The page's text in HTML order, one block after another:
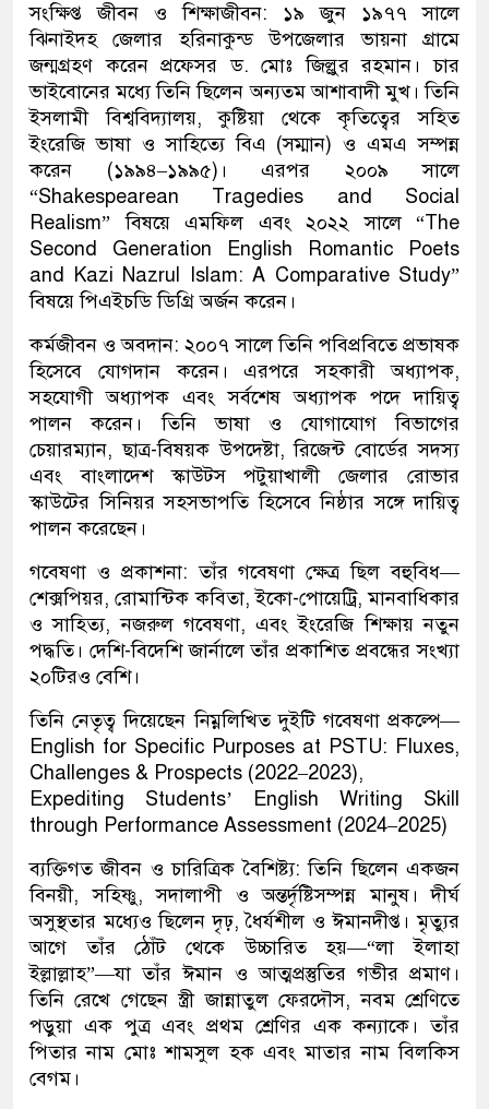
সংক্ষিপ্ত জীবন ও শিক্ষাজীবন: ১৯ জুন ১৯৭৭ সালে
ঝিনাইদহ জেলার হরিনাকুন্ড উপজেলার ভায়না গ্রামে
জন্মগ্রহণ করেন প্রফেসর ড. মোঃ জিল্লুর রহমান। চার
ভাইবোনের মধ্যে তিনি ছিলেন অন্যতম আশাবাদী মুখ। তিনি
ইসলামী বিশ্ববিদ্যালয়, কুষ্টিয়া থেকে কৃতিত্বের সহিত
ইংরেজি ভাষা ও সাহিত্যে বিএ (সম্মান) ও এমএ সম্পন্ন
করেন (১৯৯৪–১৯৯৫)। এরপর ২০০৯ সালে
“Shakespearean Tragedies and Social
Realism” বিষয়ে এমফিল এবং ২০২২ সালে “The
Second Generation English Romantic Poets
and Kazi Nazrul Islam: A Comparative Study”
বিষয়ে পিএইচডি ডিগ্রি অর্জন করেন।
কর্মজীবন ও অবদান: ২০০৭ সালে তিনি পবিপ্রবিতে প্রভাষক
হিসেবে যোগদান করেন। এরপরে সহকারী অধ্যাপক,
সহযোগী অধ্যাপক এবং সর্বশেষ অধ্যাপক পদে দায়িত্ব
পালন করেন। তিনি ভাষা ও যোগাযোগ বিভাগের
চেয়ারম্যান, ছাত্র-বিষয়ক উপদেষ্টা, রিজেন্ট বোর্ডের সদস্য
এবং বাংলাদেশ স্কাউটস পটুয়াখালী জেলার রোভার
স্কাউটের সিনিয়র সহসভাপতি হিসেবে নিষ্ঠার সঙ্গে দায়িত্ব
পালন করেছেন।
গবেষণা ও প্রকাশনা: তাঁর গবেষণা ক্ষেত্র ছিল বহুবিধ—
শেক্সপিয়র, রোমান্টিক কবিতা, ইকো-পোয়েট্রি, মানবাধিকার
ও সাহিত্য, নজরুল গবেষণা, এবং ইংরেজি শিক্ষায় নতুন
পদ্ধতি। দেশি-বিদেশি জার্নালে তাঁর প্রকাশিত প্রবন্ধের সংখ্যা
২০টিরও বেশি।
তিনি নেতৃত্ব দিয়েছেন নিম্নলিখিত দুইটি গবেষণা প্রকল্পে—
English for Specific Purposes at PSTU: Fluxes,
Challenges & Prospects (2022–2023),
Expediting Students’ English Writing Skill
through Performance Assessment (2024–2025)
ব্যক্তিগত জীবন ও চারিত্রিক বৈশিষ্ট্য: তিনি ছিলেন একজন
বিনয়ী, সহিষ্ণু, সদালাপী ও অন্তর্দৃষ্টিসম্পন্ন মানুষ। দীর্ঘ
অসুস্থতার মধ্যেও ছিলেন দৃঢ়, ধৈর্যশীল ও ঈমানদীপ্ত। মৃত্যুর
আগে তাঁর ঠোঁট থেকে উচ্চারিত হয়—“লা ইলাহা
ইল্লাল্লাহ”—যা তাঁর ঈমান ও আত্মপ্রস্তুতির গভীর প্রমাণ।
তিনি রেখে গেছেন স্ত্রী জান্নাতুল ফেরদৌস, নবম শ্রেণিতে
পড়ুয়া এক পুত্র এবং প্রথম শ্রেণির এক কন্যাকে। তাঁর
পিতার নাম মোঃ শামসুল হক এবং মাতার নাম বিলকিস
বেগম।